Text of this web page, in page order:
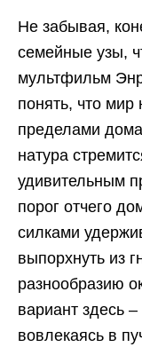
Не забывая,
семейные узы,
мультфильм
понять, что мир
пределами
натура
удивительным
порог отчего
силками
выпорхнуть из
разнообразию
вариант здесь
вовлекаясь в